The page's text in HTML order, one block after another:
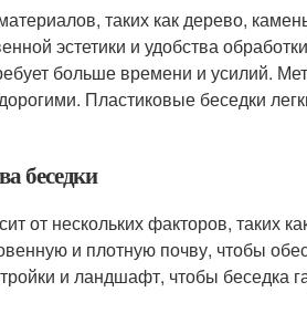
таких как дерево,
эстетики и удобства
больше времени и усилий.
Пластиковые беседки
беседки
от нескольких факторов, таких
и плотную почву, чтобы
и ландшафт, чтобы беседка